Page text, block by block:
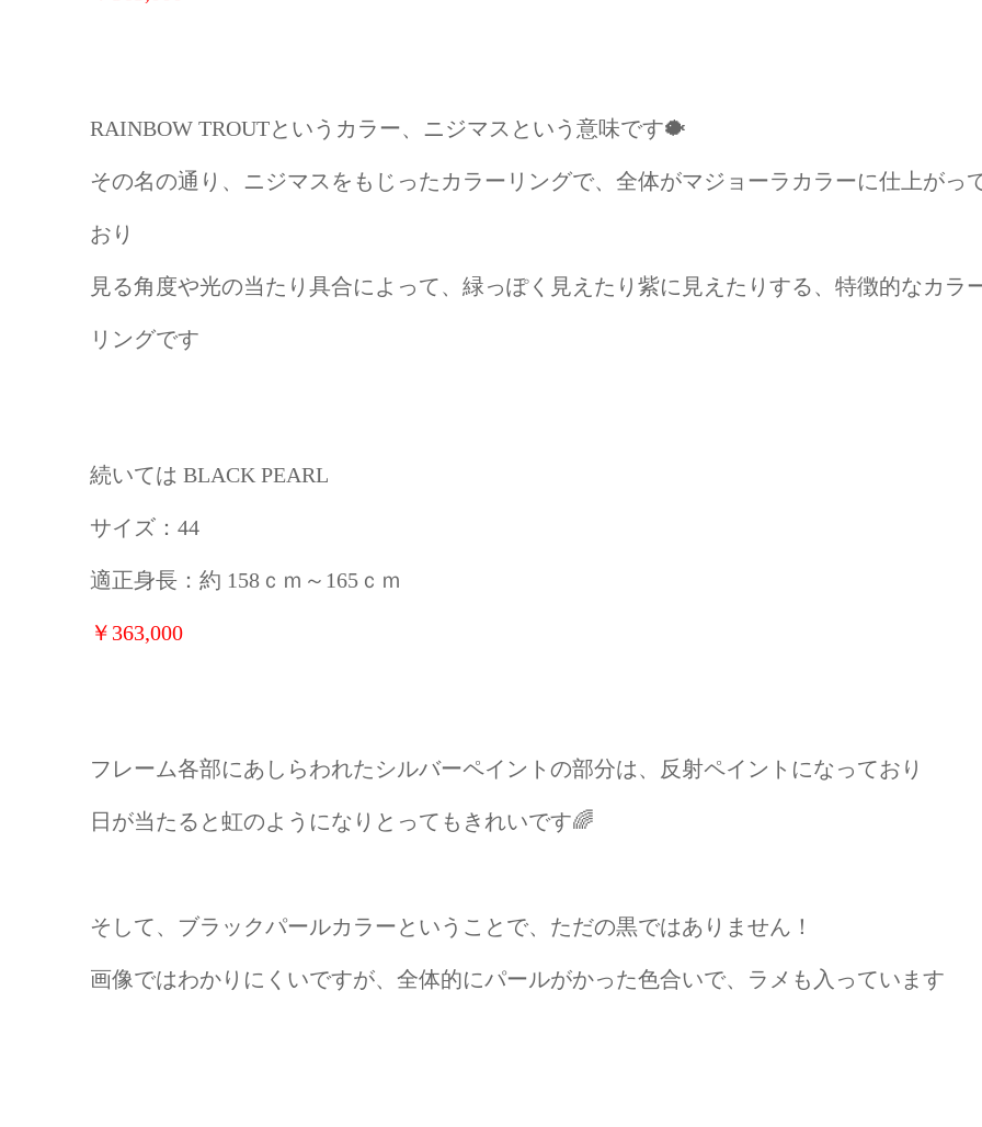
RAINBOW TROUTというカラー、ニジマスという意味です🐡
その名の通り、ニジマスをもじったカラーリングで、全体がマジョーラカラーに仕上がっ
おり
見る角度や光の当たり具合によって、緑っぽく見えたり紫に見えたりする、特徴的なカラ
リングです
続いては BLACK PEARL
サイズ：44
適正身長：約 158ｃｍ～165ｃｍ
￥363,000
フレーム各部にあしらわれたシルバーペイントの部分は、反射ペイントになっており
日が当たると虹のようになりとってもきれいです🌈
そして、ブラックパールカラーということで、ただの黒ではありません！
画像ではわかりにくいですが、全体的にパールがかった色合いで、ラメも入っています